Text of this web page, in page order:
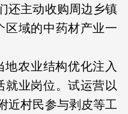
还主动收购周边乡镇
区域的中药材产业一
农业结构优化注入
就业岗位。试运营以
近村民参与剥皮等工